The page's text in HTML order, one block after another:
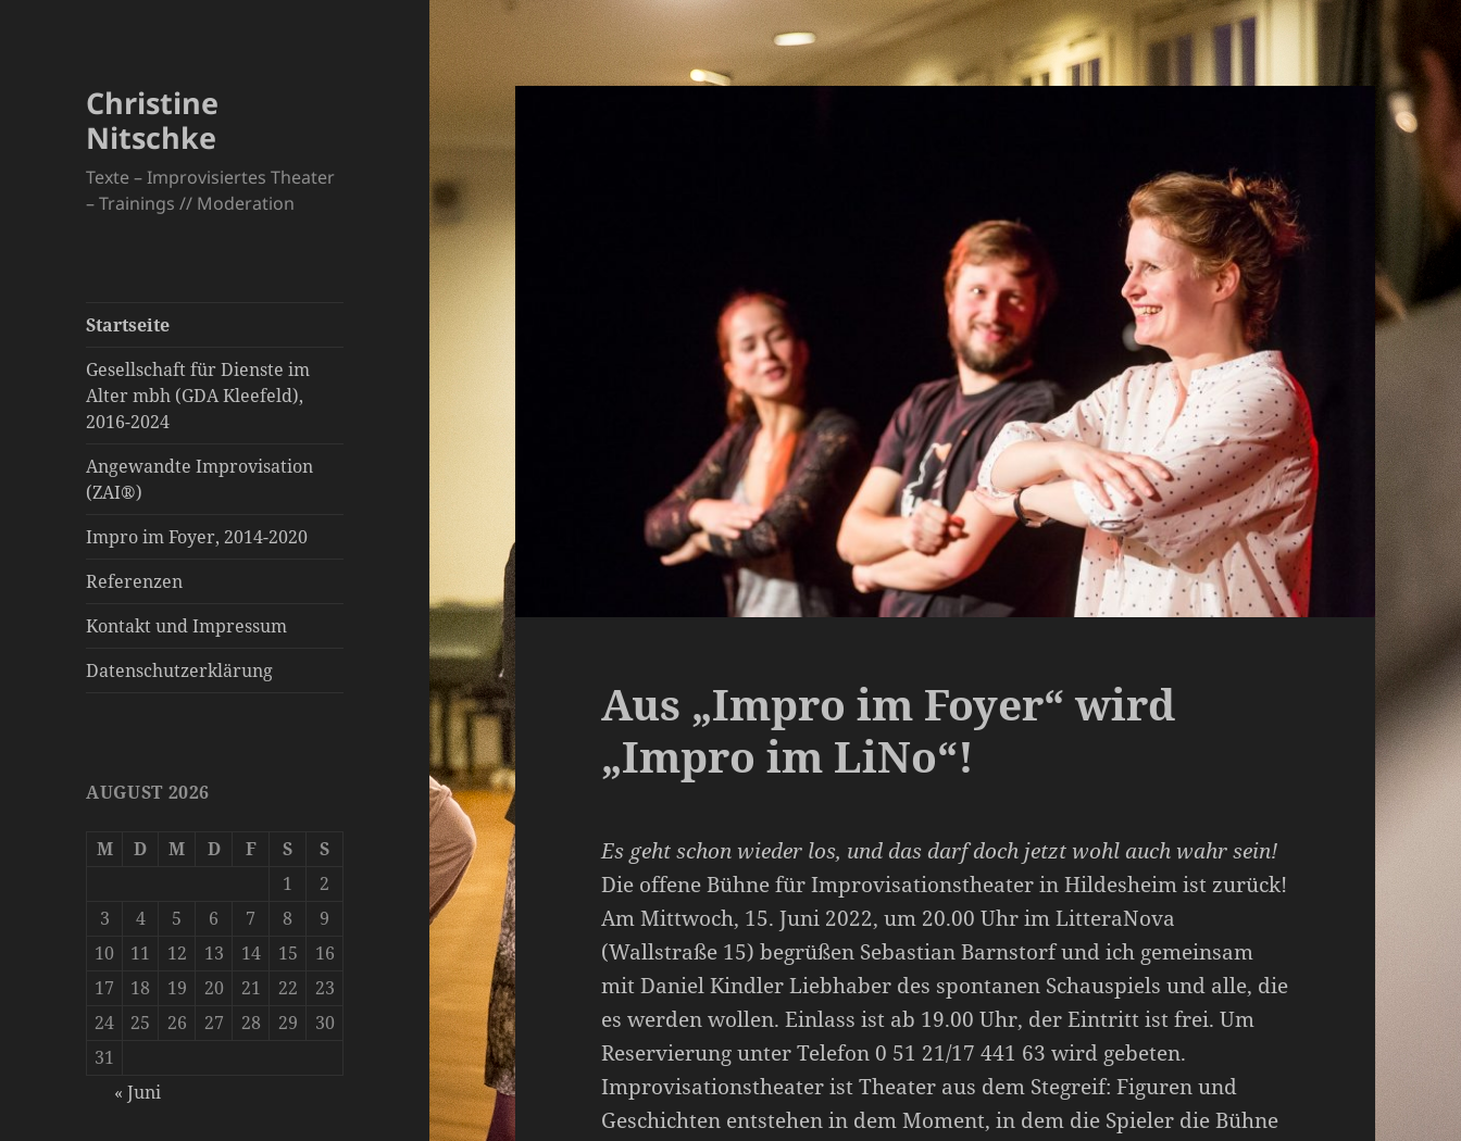
Christine
Nitschke
Texte – Improvisiertes Theater
– Trainings // Moderation
Startseite
Gesellschaft für Dienste im
Alter mbh (GDA Kleefeld),
2016-2024
Angewandte Improvisation
(ZAI®)
Impro im Foyer, 2014-2020
Referenzen
Kontakt und Impressum
Datenschutzerklärung
AUGUST 2026
M D M D F S
S
1
2
3
4 5 6 7 8
9
10
11 12 13 14 15
16
17
18 19 20 21 22
23
24
25 26 27 28 29
30
31
« Juni
Aus „Impro im Foyer“ wird
„Impro im LiNo“!
Es geht schon wieder los, und das darf doch jetzt wohl auch wahr sein!
Die offene Bühne für Improvisationstheater in Hildesheim ist zurück!
Am Mittwoch, 15. Juni 2022, um 20.00 Uhr im LitteraNova
(Wallstraße 15) begrüßen Sebastian Barnstorf und ich gemeinsam
mit Daniel Kindler Liebhaber des spontanen Schauspiels und alle, die
es werden wollen. Einlass ist ab 19.00 Uhr, der Eintritt ist frei. Um
Reservierung unter Telefon 0 51 21/17 441 63 wird gebeten.
Improvisationstheater ist Theater aus dem Stegreif: Figuren und
Geschichten entstehen in dem Moment, in dem die Spieler die Bühne